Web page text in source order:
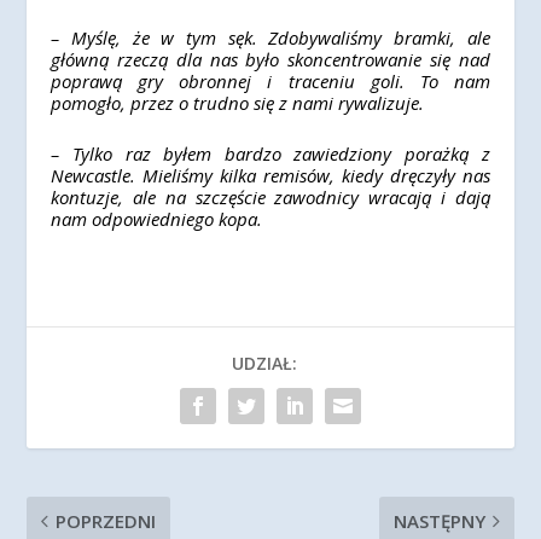
– Myślę, że w tym sęk. Zdobywaliśmy bramki, ale
główną rzeczą dla nas było skoncentrowanie się nad
poprawą gry obronnej i traceniu goli. To nam
pomogło, przez o trudno się z nami rywalizuje.
– Tylko raz byłem bardzo zawiedziony porażką z
Newcastle. Mieliśmy kilka remisów, kiedy dręczyły nas
kontuzje, ale na szczęście zawodnicy wracają i dają
nam odpowiedniego kopa.
UDZIAŁ:
POPRZEDNI NASTĘPNY